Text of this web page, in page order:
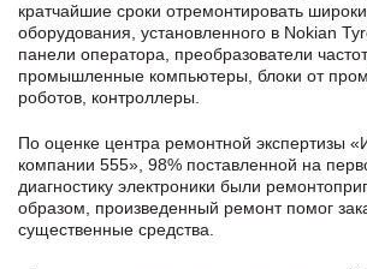
кратчайшие сроки отремонтировать
оборудования, установленного в Nokian
панели оператора, преобразователи
промышленные компьютеры, блоки от
роботов, контроллеры.
По оценке центра ремонтной экспертизы
компании 555», 98% поставленной на
диагностику электроники были
образом, произведенный ремонт помог
существенные средства.